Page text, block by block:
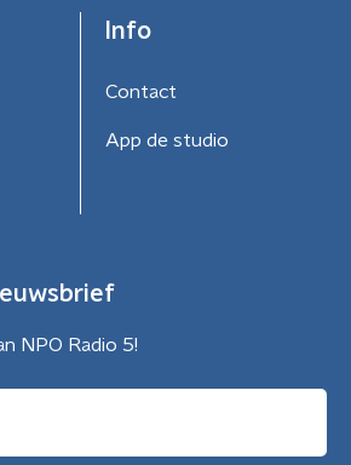
Info
Contact
App de studio
NPO Radio 5!